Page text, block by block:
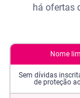
há ofertas
Nome
Sem dívidas
de proteção